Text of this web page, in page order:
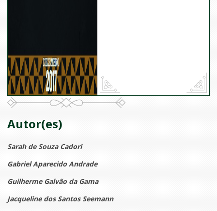
Autor(es)
Sarah de Souza Cadori
Gabriel Aparecido Andrade
Guilherme Galvão da Gama
Jacqueline dos Santos Seemann